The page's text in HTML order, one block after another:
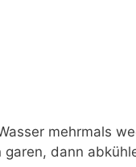
mehrmals
dann